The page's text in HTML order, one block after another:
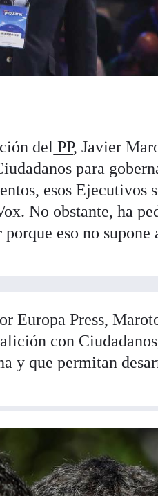
del PP, Javier
para
esos Ejecutivos
No obstante, ha
eso no supone
Europa Press,
con
y que permitan